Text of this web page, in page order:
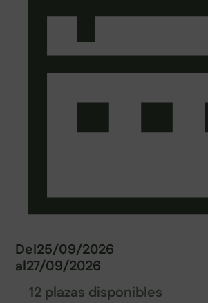
Del25/09/2026
al27/09/2026
12 plazas disponibles